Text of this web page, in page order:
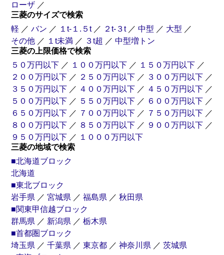
トラクター
トレーラー
高圧洗浄車
ローザ ／
三菱のサイズで検索
軽 ／ バン ／ １t-１.５t ／ ２t-３t ／ 中型 ／ 大型 ／
その他 ／ １t未満 ／ ３t超 ／ 中型増トン
三菱の上限価格で検索
５０万円以下 ／ １００万円以下 ／ １５０万円以下 ／
２００万円以下 ／ ２５０万円以下 ／ ３００万円以下 ／
３５０万円以下 ／ ４００万円以下 ／ ４５０万円以下 ／
５００万円以下 ／ ５５０万円以下 ／ ６００万円以下 ／
６５０万円以下 ／ ７００万円以下 ／ ７５０万円以下 ／
８００万円以下 ／ ８５０万円以下 ／ ９００万円以下 ／
９５０万円以下 ／ １０００万円以下
三菱の地域で検索
■北海道ブロック
北海道
■東北ブロック
岩手県 ／ 宮城県 ／ 福島県 ／ 秋田県
■関東甲信越ブロック
群馬県 ／ 新潟県 ／ 栃木県
■首都圏ブロック
埼玉県 ／ 千葉県 ／ 東京都 ／ 神奈川県 ／ 茨城県